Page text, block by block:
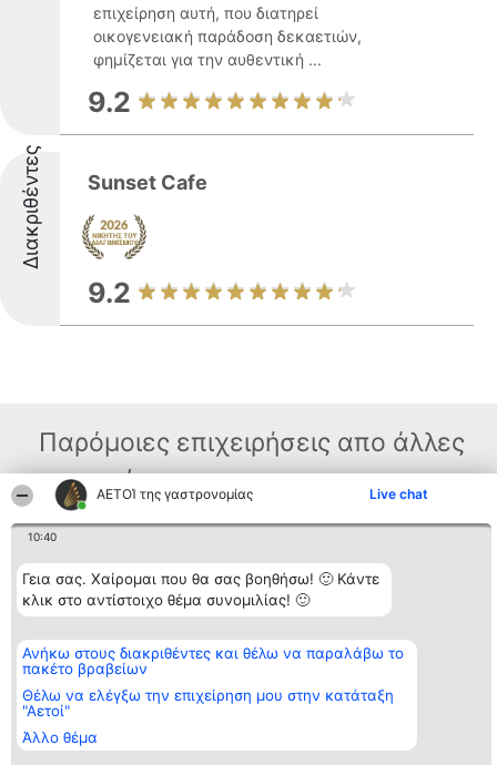
ΑΕΤΟΊ της γαστρονομίας Live chat
10:40
Γεια σας. Χαίρομαι που θα σας βοηθήσω! 🙂 Κάντε
κλικ στο αντίστοιχο θέμα συνομιλίας! 🙂
Ανήκω στους διακριθέντες και θέλω να παραλάβω το
πακέτο βραβείων
Θέλω να ελέγξω την επιχείρηση μου στην κατάταξη
"Αετοί"
Άλλο θέμα
επιχείρηση αυτή, που διατηρεί
οικογενειακή παράδοση δεκαετιών,
φημίζεται για την αυθεντική ...
9.2
Διακριθέντες Sunset Cafe
9.2
Παρόμοιες επιχειρήσεις απο άλλες
περιοχές
κατάταξης
BEAUTIFUL COMPANY
Μονοπρόσωπη ΙΚΕ
ΤΗΛ. ΕΠΙΚΟΙΝΩΝΙΑΣ:
email:
aetoi@beautifulcompany.co
Λίστα όλων
των
διακριθέντων
Όροι &
ΠΟΛΙΤΙΚΗ
ΑΠΟΡΡΗΤΟΥ
Επικοινωνία